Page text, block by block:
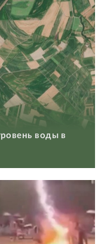
воды в